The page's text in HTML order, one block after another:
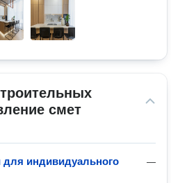
смет
—
для индивидуального